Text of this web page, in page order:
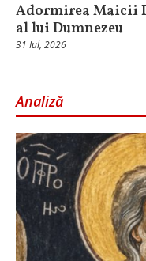
Adormirea Maicii
al lui Dumnezeu
31 Iul, 2026
Analiză